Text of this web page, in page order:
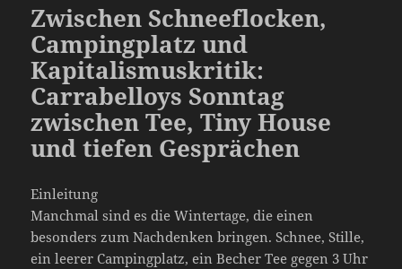
Zwischen Schneeflocken,
Campingplatz und
Kapitalismuskritik:
Carrabelloys Sonntag
zwischen Tee, Tiny House
und tiefen Gesprächen
Einleitung
Manchmal sind es die Wintertage, die einen
besonders zum Nachdenken bringen. Schnee, Stille,
ein leerer Campingplatz, ein Becher Tee gegen 3 Uhr